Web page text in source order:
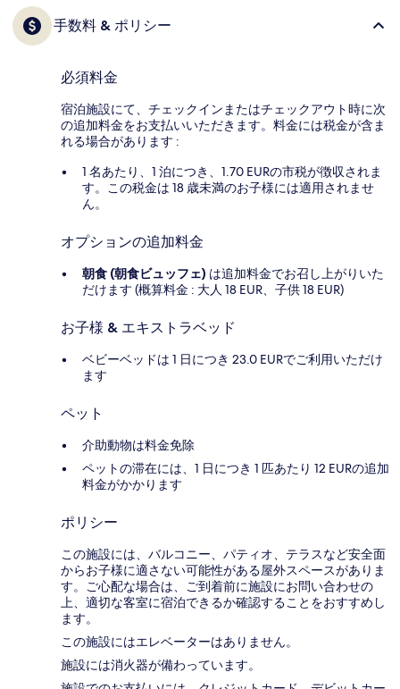
手数料 & ポリシー
必須料金
宿泊施設にて、チェックインまたはチェックアウト時に次
の追加料金をお支払いいただきます。料金には税金が含ま
れる場合があります :
1 名あたり、1 泊につき、1.70 EURの市税が徴収されま
す。この税金は 18 歳未満のお子様には適用されませ
ん。
オプションの追加料金
朝食 (朝食ビュッフェ) は追加料金でお召し上がりいた
だけます (概算料金 : 大人 18 EUR、子供 18 EUR)
お子様 & エキストラベッド
ベビーベッドは 1 日につき 23.0 EURでご利用いただけ
ます
ペット
介助動物は料金免除
ペットの滞在には、1 日につき 1 匹あたり 12 EURの追加
料金がかかります
ポリシー
この施設には、バルコニー、パティオ、テラスなど安全面
からお子様に適さない可能性がある屋外スペースがありま
す。ご心配な場合は、ご到着前に施設にお問い合わせの
上、適切な客室に宿泊できるか確認することをおすすめし
ます。
この施設にはエレベーターはありません。
施設には消火器が備わっています。